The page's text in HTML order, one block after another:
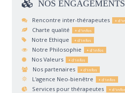
NOS ENGAGEMENTS
Rencontre inter-thérapeutes
Charte qualité
Notre Ethique
Notre Philosophie
Nos Valeurs
Nos partenaires
L'agence Neo-bienêtre
Services pour thérapeutes